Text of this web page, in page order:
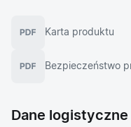
Karta produktu
Bezpieczeństwo
Dane logistyczne